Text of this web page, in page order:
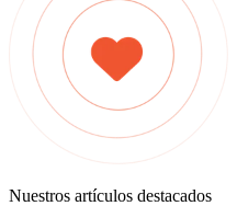
Nuestros artículos destacados